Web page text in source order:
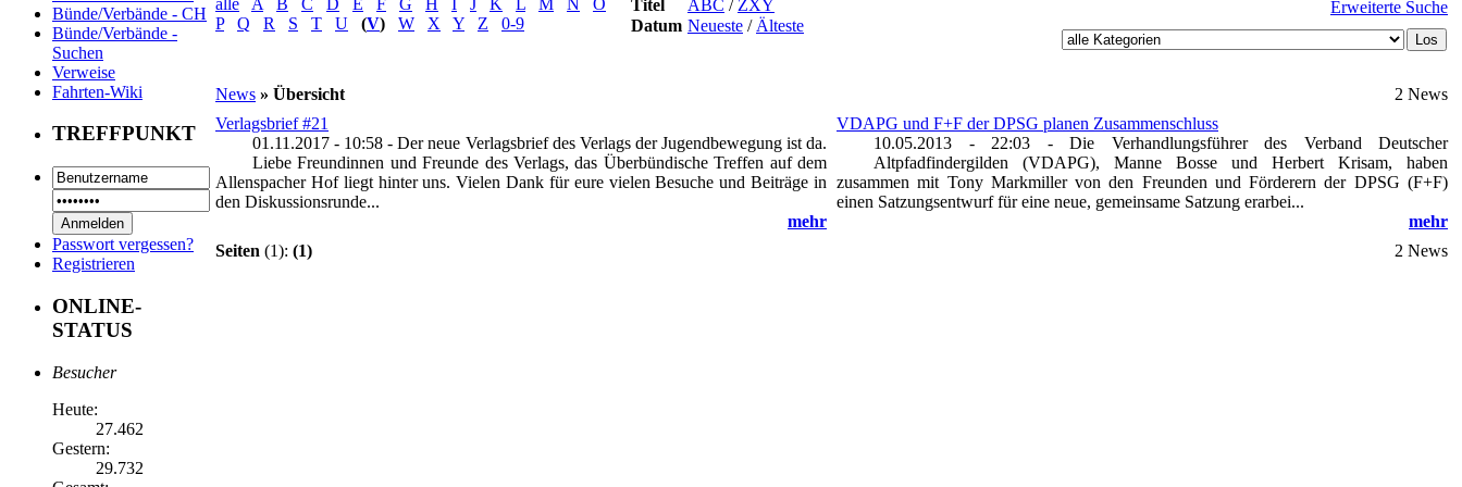
Bünde/Verbände - CH
Bünde/Verbände -
Suchen
Verweise
Fahrten-Wiki
TREFFPUNKT
Passwort vergessen?
Registrieren
ONLINE-
STATUS
Besucher
Heute:
27.462
Gestern:
29.732
alle
A B C D E F G H I J K L M N
O
P
Q R S T U (V) W X Y Z 0-9
Titel
ABC /ZXY
Datum Neueste /Älteste
Erweiterte Suche
News » Übersicht
2 News
Verlagsbrief #21
01.11.2017 - 10:58 -Der neue Verlagsbrief des Verlags der Jugendbewegung ist da.
Liebe Freundinnen und Freunde des Verlags, das Überbündische Treffen auf dem
Allenspacher Hof liegt hinter uns. Vielen Dank für eure vielen Besuche und Beiträge in
den Diskussionsrunde...
mehr
VDAPG und F+F der DPSG planen Zusammenschluss
10.05.2013 - 22:03 - Die Verhandlungsführer des Verband Deutscher
Altpfadfindergilden (VDAPG), Manne Bosse und Herbert Krisam, haben
zusammen mit Tony Markmiller von den Freunden und Förderern der DPSG (F+F)
einen Satzungsentwurf für eine neue, gemeinsame Satzung erarbei...
mehr
Seiten (1): (1) 2 News